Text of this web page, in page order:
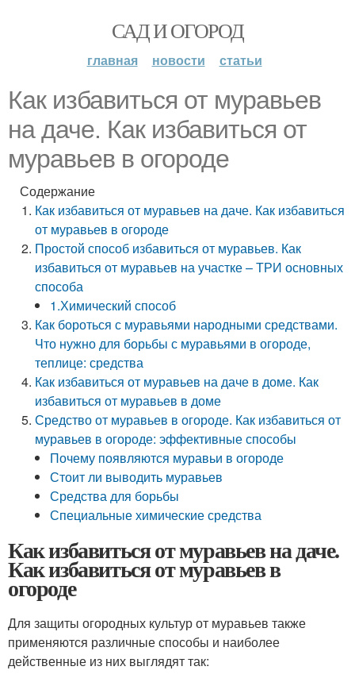
САД И ОГОРОД
главная новости статьи
Как избавиться от муравьев
на даче. Как избавиться от
муравьев в огороде
Содержание
Как избавиться от муравьев на даче. Как избавиться
от муравьев в огороде
Простой способ избавиться от муравьев. Как
избавиться от муравьев на участке – ТРИ основных
способа
1.Химический способ
Как бороться с муравьями народными средствами.
Что нужно для борьбы с муравьями в огороде,
теплице: средства
Как избавиться от муравьев на даче в доме. Как
избавиться от муравьев в доме
Средство от муравьев в огороде. Как избавиться от
муравьев в огороде: эффективные способы
Почему появляются муравьи в огороде
Стоит ли выводить муравьев
Средства для борьбы
Специальные химические средства
Как избавиться от муравьев на даче.
Как избавиться от муравьев в
огороде
Для защиты огородных культур от муравьев также
применяются различные способы и наиболее
действенные из них выглядят так: